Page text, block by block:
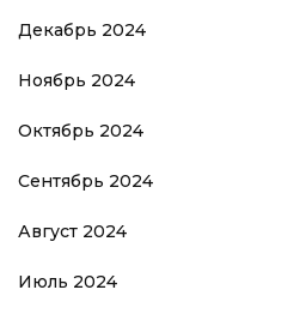
Декабрь 2024
Ноябрь 2024
Октябрь 2024
Сентябрь 2024
Август 2024
Июль 2024